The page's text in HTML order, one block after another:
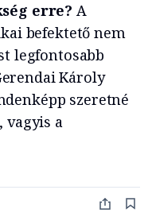
erre? A
befektető nem
legfontosabb
Károly
szeretné
vagyis a